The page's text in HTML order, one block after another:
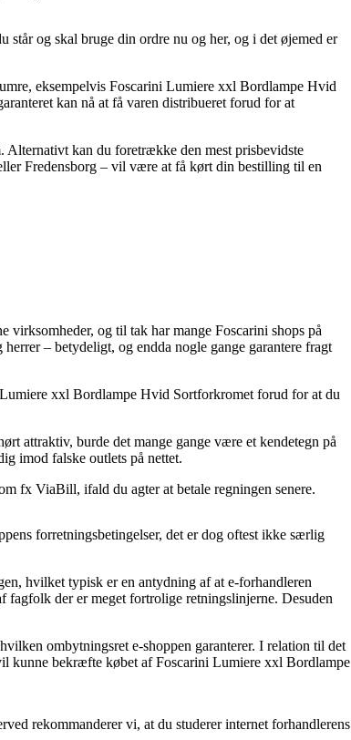
og skal bruge din ordre nu og her, og i det øjemed er
eksempelvis Foscarini Lumiere xxl Bordlampe Hvid
kan nå at få varen distribueret forud for at
Alternativt kan du foretrække den mest prisbevidste
Fredensborg – vil være at få kørt din bestilling til en
virksomheder, og til tak har mange Foscarini shops på
– betydeligt, og endda nogle gange garantere fragt
xxl Bordlampe Hvid Sortforkromet forud for at du
attraktiv, burde det mange gange være et kendetegn på
imod falske outlets på nettet.
fx ViaBill, ifald du agter at betale regningen senere.
forretningsbetingelser, det er dog oftest ikke særlig
hvilket typisk er en antydning af at e-forhandleren
der er meget fortrolige retningslinjerne. Desuden
ombytningsret e-shoppen garanterer. I relation til det
kunne bekræfte købet af Foscarini Lumiere xxl Bordlampe
rekommanderer vi, at du studerer internet forhandlerens